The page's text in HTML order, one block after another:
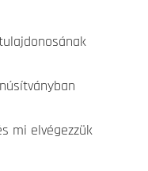
mi elvégezzük